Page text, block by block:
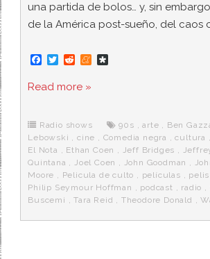
una partida de bolos… y, sin
de la América post-sueño, del caos
F
c
e
o
k
T
i
t
r
R
d
d
M
e
r
a
Read more »
Radio shows 90s ,arte , Ben
Lebowski ,cine , Comedia negra ,cultura ,
El Nota , Ethan Coen , Jeff Bridges ,
Quintana ,Joel Coen , John Goodman ,
Moore , Pelicula de culto , películas , pelis
Philip Seymour Hoffman , podcast , radio ,
Buscemi ,Tara Reid , Theodore Donald ,